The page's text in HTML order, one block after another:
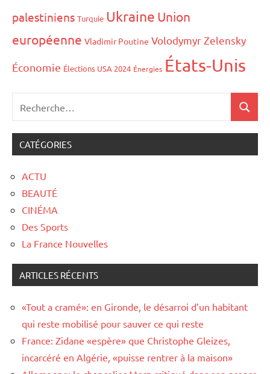
palestiniens Turquie Ukraine Union
européenne Vladimir Poutine Volodymyr Zelensky
Économie Élections USA 2024 Énergies États-Unis
CATÉGORIES
ACTU
BEAUTÉ
CINÉMA
Des Sports
La France Nouvelles
ARTICLES RÉCENTS
«Tout a cramé»: en Gironde, le désarroi d’un habitant
qui reste mobilisé pour sauver ce qui reste
France: Zidane «espère» que Christophe Gleizes,
incarcéré en Algérie, «puisse rentrer à la maison»